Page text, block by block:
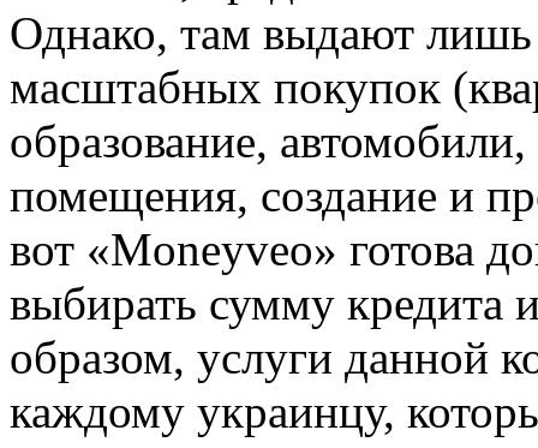
Однако, там выдают
масштабных покупок
образование,
помещения, создание и
вот «Moneyveo» готова
выбирать сумму кредита
образом, услуги данной
каждому украинцу,